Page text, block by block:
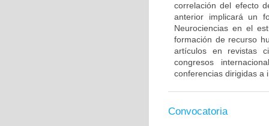
correlación del efecto
anterior implicará un
Neurociencias en el
formación de recurso
artículos en revistas
congresos
conferencias dirigidas a
Convocatoria